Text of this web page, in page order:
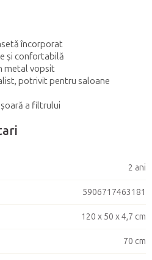
încorporat
și confortabilă
metal vopsit
potrivit pentru saloane
a filtrului
2 ani
5906717463181
120 x 50 x 4,7 cm
70 cm